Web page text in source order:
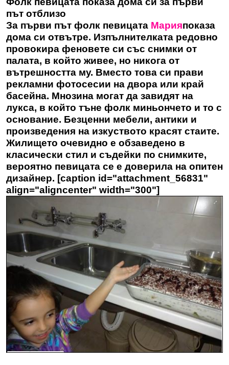
път отблизо
За първи път фолк певицата Марияпоказа
дома си отвътре. Изпълнителката редовно
провокира феновете си със снимки от
палата, в който живее, но никога от
вътрешността му. Вместо това си прави
рекламни фотосесии на двора или край
басейна. Мнозина могат да завидят на
лукса, в който тъне фолк миньончето и то с
основание. Безценни мебели, антики и
произведения на изкуството красят стаите.
Жилището очевидно е обзаведено в
класически стил и съдейки по снимките,
вероятно певицата се е доверила на опитен
дизайнер. [caption id="attachment_56831"
align="aligncenter" width="300"]